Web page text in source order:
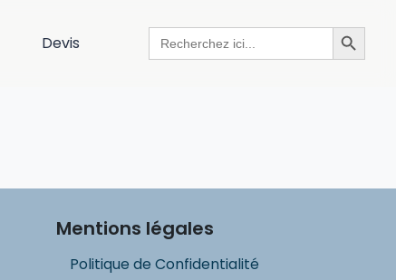
Devis Search
for:
Search Button
Mentions légales
Politique de Confidentialité